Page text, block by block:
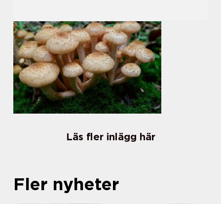
Läs fler inlägg här
Fler nyheter